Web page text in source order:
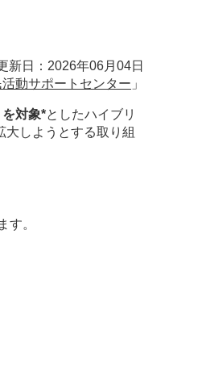
新日：2026年06月04日
動サポートセンター 」
対象*としたハイブリ
しようとする取り組
す。